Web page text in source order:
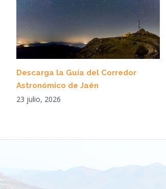
Descarga la Guía del Corredor
Astronómico de Jaén
23 julio, 2026